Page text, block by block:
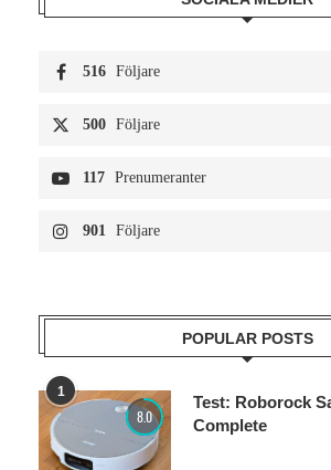
516 Följare
500 Följare
117 Prenumeranter
901 Följare
POPULAR POSTS
1
8.0
Test: Roborock
Complete